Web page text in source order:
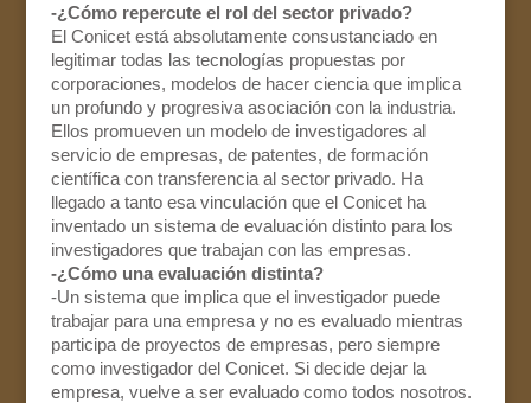
-¿Cómo repercute el rol del sector privado?
El Conicet está absolutamente consustanciado en
legitimar todas las tecnologías propuestas por
corporaciones, modelos de hacer ciencia que implica
un profundo y progresiva asociación con la industria.
Ellos promueven un modelo de investigadores al
servicio de empresas, de patentes, de formación
científica con transferencia al sector privado. Ha
llegado a tanto esa vinculación que el Conicet ha
inventado un sistema de evaluación distinto para los
investigadores que trabajan con las empresas.
-¿Cómo una evaluación distinta?
-Un sistema que implica que el investigador puede
trabajar para una empresa y no es evaluado mientras
participa de proyectos de empresas, pero siempre
como investigador del Conicet. Si decide dejar la
empresa, vuelve a ser evaluado como todos nosotros.